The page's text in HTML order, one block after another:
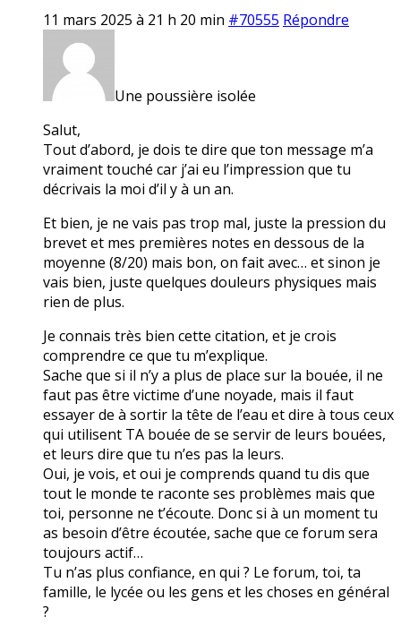
11 mars 2025 à 21 h 20 min #70555 Répondre
Une poussière isolée
Salut,
Tout d’abord, je dois te dire que ton message m’a
vraiment touché car j’ai eu l’impression que tu
décrivais la moi d’il y à un an.
Et bien, je ne vais pas trop mal, juste la pression du
brevet et mes premières notes en dessous de la
moyenne (8/20) mais bon, on fait avec… et sinon je
vais bien, juste quelques douleurs physiques mais
rien de plus.
Je connais très bien cette citation, et je crois
comprendre ce que tu m’explique.
Sache que si il n’y a plus de place sur la bouée, il ne
faut pas être victime d’une noyade, mais il faut
essayer de à sortir la tête de l’eau et dire à tous ceux
qui utilisent TA bouée de se servir de leurs bouées,
et leurs dire que tu n’es pas la leurs.
Oui, je vois, et oui je comprends quand tu dis que
tout le monde te raconte ses problèmes mais que
toi, personne ne t’écoute. Donc si à un moment tu
as besoin d’être écoutée, sache que ce forum sera
toujours actif…
Tu n’as plus confiance, en qui ? Le forum, toi, ta
famille, le lycée ou les gens et les choses en général
?